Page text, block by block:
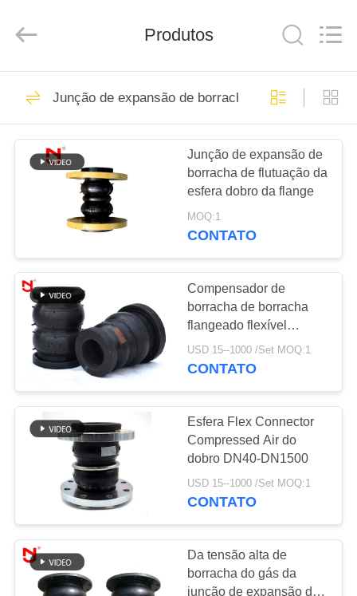
CASA
PRODUTOS
SHOW
SOBRE
NÓS
EXCURSÃO
DA
FÁBRICA
CONTROLE
QUALIDADE
CONTACTE-
Songjiang
Jingning
Reserved.
Junção de
expansão de
borracha da única
esfera
175
Junção de
expansão
rosqueada
49
junção de expansão
de borracha do
epdm
33
Produtos
Junção de expansão de borracha da esfera dobro
Junção de expansão de
borracha de flutuação da
esfera dobro da flange
MOQ:1
CONTATO
Compensador de
borracha de borracha
flangeado flexível
DN20mm-DN3600mm
da junção de expansão
USD 15--1000 /Set MOQ:1
CONTATO
Esfera Flex Connector
Compressed Air do
dobro DN40-DN1500
USD 15--1000 /Set MOQ:1
CONTATO
Da tensão alta de
borracha do gás da
junção de expansão da